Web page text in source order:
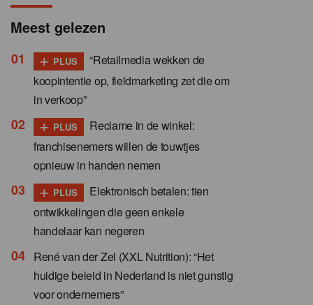
Meest gelezen
+ PLUS
“Retailmedia wekken de
koopintentie op, fieldmarketing zet die om
in verkoop”
+ PLUS
Reclame in de winkel:
franchisenemers willen de touwtjes
opnieuw in handen nemen
+ PLUS
Elektronisch betalen: tien
ontwikkelingen die geen enkele
handelaar kan negeren
René van der Zel (XXL Nutrition): “Het
huidige beleid in Nederland is niet gunstig
voor ondernemers”